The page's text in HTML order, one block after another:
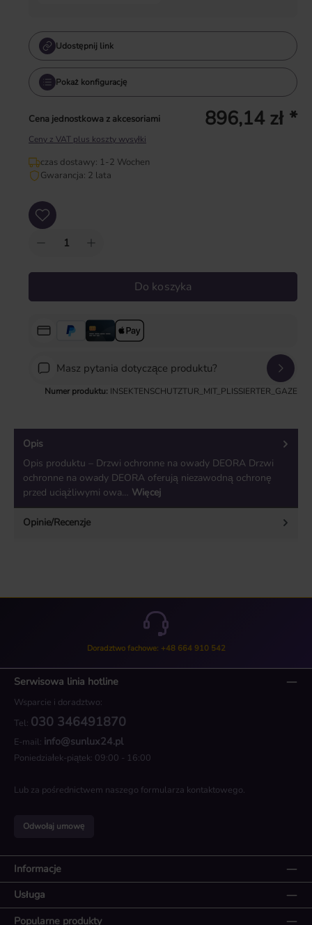
Udostępnij link
Pokaż konfigurację
Cena jednostkowa z akcesoriami 896,14 zł *
Ceny z VAT plus koszty wysyłki
czas dostawy: 1-2 Wochen
Gwarancja: 2 lata
Ilość produktu: Wprowadź żądaną ilość lub użyj przycisków, aby zwiększyć lub
Do koszyka
Masz pytania dotyczące produktu?
Numer produktu: INSEKTENSCHUTZTUR_MIT_PLISSIERTER_GAZE
Opis
Opis produktu – Drzwi ochronne na owady DEORA Drzwi
ochronne na owady DEORA oferują niezawodną ochronę
przed uciążliwymi owa… Więcej
Opinie/Recenzje
Doradztwo fachowe: +48 664 910 542
Serwisowa linia hotline
Wsparcie i doradztwo:
Tel: 030 346491870
E-mail: info@sunlux24.pl
Poniedziałek-piątek: 09:00 - 16:00
Lub za pośrednictwem naszego formularza kontaktowego.
Odwołaj umowę
Informacje
Usługa
Popularne produkty